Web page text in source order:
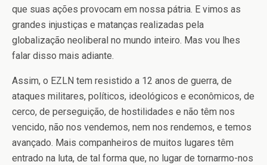
que suas ações provocam em nossa pátria. E vimos as
grandes injustiças e matanças realizadas pela
globalização neoliberal no mundo inteiro. Mas vou lhes
falar disso mais adiante.
Assim, o EZLN tem resistido a 12 anos de guerra, de
ataques militares, políticos, ideológicos e econômicos, de
cerco, de perseguição, de hostilidades e não têm nos
vencido, não nos vendemos, nem nos rendemos, e temos
avançado. Mais companheiros de muitos lugares têm
entrado na luta, de tal forma que, no lugar de tornarmo-nos